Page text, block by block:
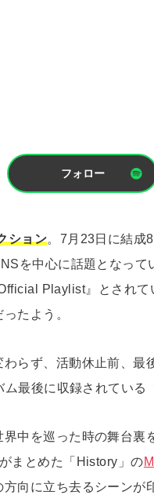
フォロー
ション。7月23日に結成
を中心に話題となっ
Playlist』とされて
たよう。
らず、活動休止前、
最後に収録されている
中を巡った時の舞台裏
まとめた「History」の
向に立ち去るシーンが